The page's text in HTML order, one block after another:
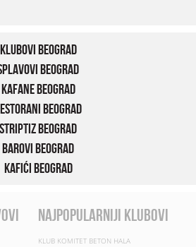
Klubovi Beograd
Beograd
Kafane Beograd
Beograd
Striptiz Beograd
Barovi Beograd
Kafići Beograd
najpopularniji klubovi
KLUB KOMITET BETON HALA